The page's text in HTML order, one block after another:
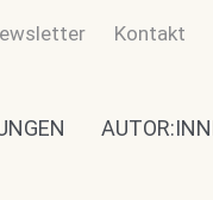
Kontakt